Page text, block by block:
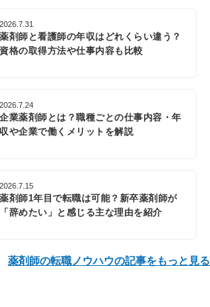
2026.7.31
薬剤師と看護師の年収はどれくらい違う？
資格の取得方法や仕事内容も比較
2026.7.24
企業薬剤師とは？職種ごとの仕事内容・年
収や企業で働くメリットを解説
2026.7.15
薬剤師1年目で転職は可能？新卒薬剤師が
「辞めたい」と感じる主な理由を紹介
薬剤師の転職ノウハウの記事をもっと見る